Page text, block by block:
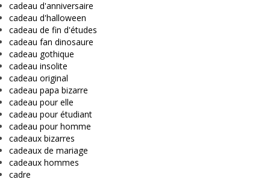
cadeau d'anniversaire
cadeau d'halloween
cadeau de fin d'études
cadeau fan dinosaure
cadeau gothique
cadeau insolite
cadeau original
cadeau papa bizarre
cadeau pour elle
cadeau pour étudiant
cadeau pour homme
cadeaux bizarres
cadeaux de mariage
cadeaux hommes
cadre